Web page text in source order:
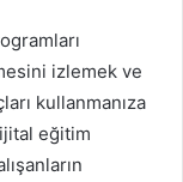
izlemek ve
kullanmanıza
eğitim